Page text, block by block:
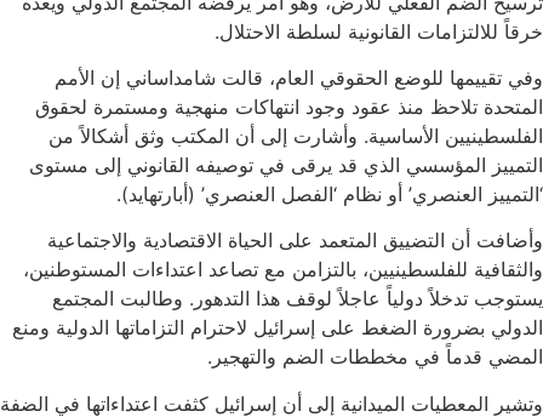
خرقاً للالتزامات القانونية لسلطة الاحتلال.
وفي تقييمها للوضع الحقوقي العام، قالت شامداساني إن الأمم
المتحدة تلاحظ منذ عقود وجود انتهاكات منهجية ومستمرة لحقوق
الفلسطينيين الأساسية. وأشارت إلى أن المكتب وثق أشكالاً من
التمييز المؤسسي الذي قد يرقى في توصيفه القانوني إلى مستوى
‘التمييز العنصري’ أو نظام ‘الفصل العنصري’ (أبارتهايد).
وأضافت أن التضييق المتعمد على الحياة الاقتصادية والاجتماعية
والثقافية للفلسطينيين، بالتزامن مع تصاعد اعتداءات المستوطنين،
يستوجب تدخلاً دولياً عاجلاً لوقف هذا التدهور. وطالبت المجتمع
الدولي بضرورة الضغط على إسرائيل لاحترام التزاماتها الدولية ومنع
المضي قدماً في مخططات الضم والتهجير.
وتشير المعطيات الميدانية إلى أن إسرائيل كثفت اعتداءاتها في الضفة